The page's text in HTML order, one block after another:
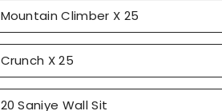
Mountain Climber X 25
Crunch X 25
20 Saniye Wall Sit